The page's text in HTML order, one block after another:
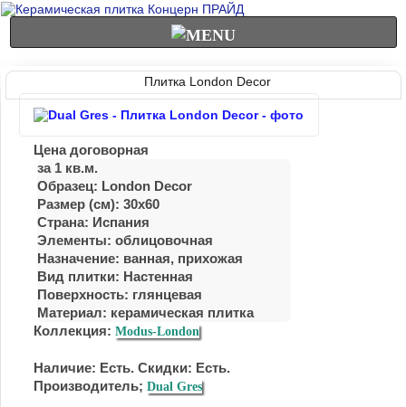
Плитка London Decor
Цена договорная
за 1 кв.м.
Образец: London Decor
Размер (см): 30x60
Страна: Испания
Элементы: облицовочная
Назначение: ванная, прихожая
Вид плитки: Настенная
Поверхность: глянцевая
Материал: керамическая плитка
Коллекция: Modus-London
Наличие: Есть. Скидки: Есть.
Производитель; Dual Gres